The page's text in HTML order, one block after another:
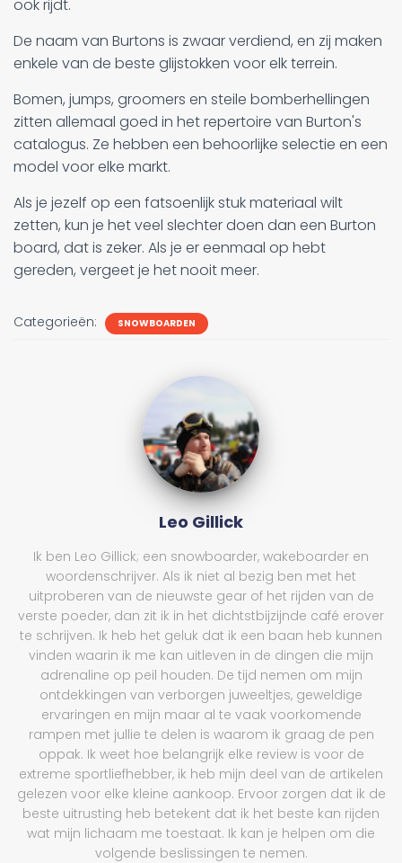
ook rijdt.
De naam van Burtons is zwaar verdiend, en zij maken
enkele van de beste glijstokken voor elk terrein.
Bomen, jumps, groomers en steile bomberhellingen
zitten allemaal goed in het repertoire van Burton's
catalogus. Ze hebben een behoorlijke selectie en een
model voor elke markt.
Als je jezelf op een fatsoenlijk stuk materiaal wilt
zetten, kun je het veel slechter doen dan een Burton
board, dat is zeker. Als je er eenmaal op hebt
gereden, vergeet je het nooit meer.
Categorieën: SNOWBOARDEN
Leo Gillick
Ik ben Leo Gillick; een snowboarder, wakeboarder en
woordenschrijver. Als ik niet al bezig ben met het
uitproberen van de nieuwste gear of het rijden van de
verste poeder, dan zit ik in het dichtstbijzijnde café erover
te schrijven. Ik heb het geluk dat ik een baan heb kunnen
vinden waarin ik me kan uitleven in de dingen die mijn
adrenaline op peil houden. De tijd nemen om mijn
ontdekkingen van verborgen juweeltjes, geweldige
ervaringen en mijn maar al te vaak voorkomende
rampen met jullie te delen is waarom ik graag de pen
oppak. Ik weet hoe belangrijk elke review is voor de
extreme sportliefhebber, ik heb mijn deel van de artikelen
gelezen voor elke kleine aankoop. Ervoor zorgen dat ik de
beste uitrusting heb betekent dat ik het beste kan rijden
wat mijn lichaam me toestaat. Ik kan je helpen om die
volgende beslissingen te nemen.